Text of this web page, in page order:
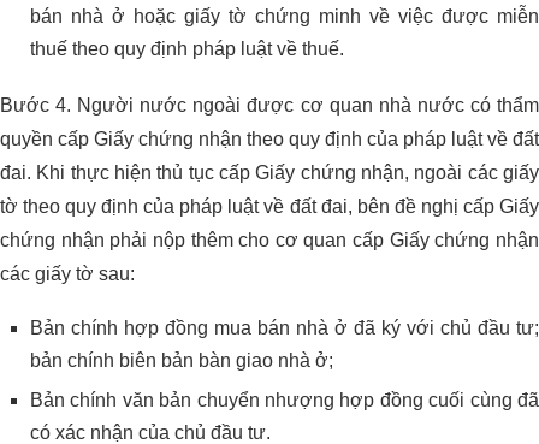
bán nhà ở hoặc giấy tờ chứng minh về việc được miễn
thuế theo quy định pháp luật về thuế.
Bước 4. Người nước ngoài được cơ quan nhà nước có thẩm
quyền cấp Giấy chứng nhận theo quy định của pháp luật về đất
đai. Khi thực hiện thủ tục cấp Giấy chứng nhận, ngoài các giấy
tờ theo quy định của pháp luật về đất đai, bên đề nghị cấp Giấy
chứng nhận phải nộp thêm cho cơ quan cấp Giấy chứng nhận
các giấy tờ sau:
Bản chính hợp đồng mua bán nhà ở đã ký với chủ đầu tư;
bản chính biên bản bàn giao nhà ở;
Bản chính văn bản chuyển nhượng hợp đồng cuối cùng đã
có xác nhận của chủ đầu tư.